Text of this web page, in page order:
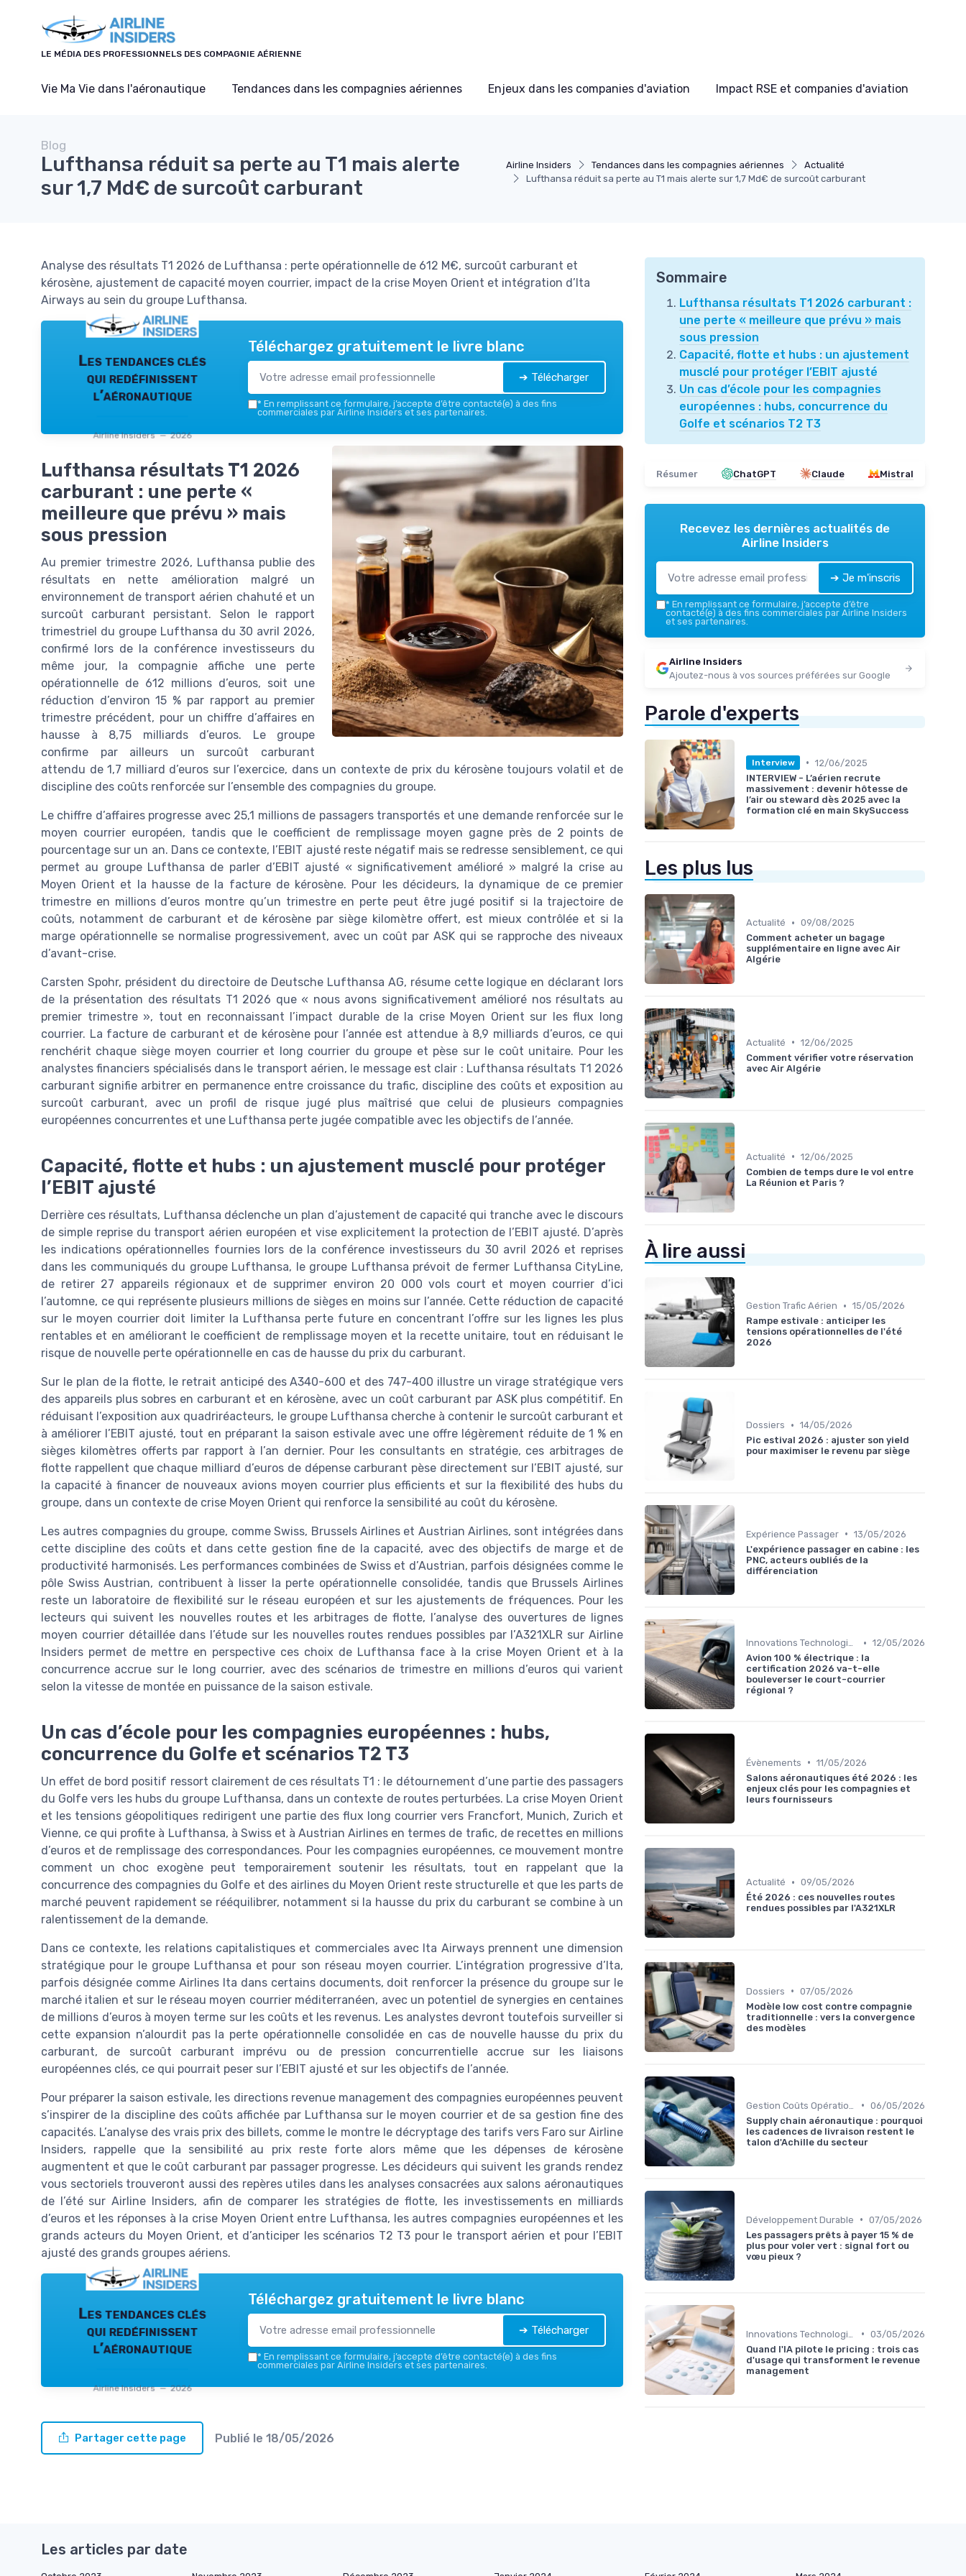
LE MÉDIA DES PROFESSIONNELS DES COMPAGNIE AÉRIENNE
Vie Ma Vie dans l'aéronautique Tendances dans les compagnies aériennes Enjeux dans les companies d'aviation Impact RSE et companies d'aviation
Airline Insiders Tendances dans les compagnies aériennes
Actualité
Lufthansa réduit sa perte au T1 mais alerte sur 1,7 Md€ de surcoût carburant
Blog
Lufthansa réduit sa perte au T1 mais alerte
sur 1,7 Md€ de surcoût carburant
Analyse des résultats T1 2026 de Lufthansa : perte opérationnelle de 612 M€, surcoût carburant et
kérosène, ajustement de capacité moyen courrier, impact de la crise Moyen Orient et intégration d’Ita
Airways au sein du groupe Lufthansa.
Les tendances clés
qui redéfinissent
l’aéronautique
Airline Insiders — 2026
Téléchargez gratuitement le livre blanc
➔ Télécharger
* En remplissant ce formulaire, j’accepte d’être contacté(e) à des fins
commerciales par Airline Insiders et ses partenaires.
Lufthansa résultats T1 2026
carburant : une perte «
meilleure que prévu » mais
sous pression
Au premier trimestre 2026, Lufthansa publie des
résultats en nette amélioration malgré un
environnement de transport aérien chahuté et un
surcoût carburant persistant. Selon le rapport
trimestriel du groupe Lufthansa du 30 avril 2026,
confirmé lors de la conférence investisseurs du
même jour, la compagnie affiche une perte
opérationnelle de 612 millions d’euros, soit une
réduction d’environ 15 % par rapport au premier
trimestre précédent, pour un chiffre d’affaires en
hausse à 8,75 milliards d’euros. Le groupe
confirme par ailleurs un surcoût carburant
attendu de 1,7 milliard d’euros sur l’exercice, dans un contexte de prix du kérosène toujours volatil et de
discipline des coûts renforcée sur l’ensemble des compagnies du groupe.
Le chiffre d’affaires progresse avec 25,1 millions de passagers transportés et une demande renforcée sur le
moyen courrier européen, tandis que le coefficient de remplissage moyen gagne près de 2 points de
pourcentage sur un an. Dans ce contexte, l’EBIT ajusté reste négatif mais se redresse sensiblement, ce qui
permet au groupe Lufthansa de parler d’EBIT ajusté « significativement amélioré » malgré la crise au
Moyen Orient et la hausse de la facture de kérosène. Pour les décideurs, la dynamique de ce premier
trimestre en millions d’euros montre qu’un trimestre en perte peut être jugé positif si la trajectoire de
coûts, notamment de carburant et de kérosène par siège kilomètre offert, est mieux contrôlée et si la
marge opérationnelle se normalise progressivement, avec un coût par ASK qui se rapproche des niveaux
d’avant-crise.
Carsten Spohr, président du directoire de Deutsche Lufthansa AG, résume cette logique en déclarant lors
de la présentation des résultats T1 2026 que « nous avons significativement amélioré nos résultats au
premier trimestre », tout en reconnaissant l’impact durable de la crise Moyen Orient sur les flux long
courrier. La facture de carburant et de kérosène pour l’année est attendue à 8,9 milliards d’euros, ce qui
renchérit chaque siège moyen courrier et long courrier du groupe et pèse sur le coût unitaire. Pour les
analystes financiers spécialisés dans le transport aérien, le message est clair : Lufthansa résultats T1 2026
carburant signifie arbitrer en permanence entre croissance du trafic, discipline des coûts et exposition au
surcoût carburant, avec un profil de risque jugé plus maîtrisé que celui de plusieurs compagnies
européennes concurrentes et une Lufthansa perte jugée compatible avec les objectifs de l’année.
Capacité, flotte et hubs : un ajustement musclé pour protéger
l’EBIT ajusté
Derrière ces résultats, Lufthansa déclenche un plan d’ajustement de capacité qui tranche avec le discours
de simple reprise du transport aérien européen et vise explicitement la protection de l’EBIT ajusté. D’après
les indications opérationnelles fournies lors de la conférence investisseurs du 30 avril 2026 et reprises
dans les communiqués du groupe Lufthansa, le groupe Lufthansa prévoit de fermer Lufthansa CityLine,
de retirer 27 appareils régionaux et de supprimer environ 20 000 vols court et moyen courrier d’ici
l’automne, ce qui représente plusieurs millions de sièges en moins sur l’année. Cette réduction de capacité
sur le moyen courrier doit limiter la Lufthansa perte future en concentrant l’offre sur les lignes les plus
rentables et en améliorant le coefficient de remplissage moyen et la recette unitaire, tout en réduisant le
risque de nouvelle perte opérationnelle en cas de hausse du prix du carburant.
Sur le plan de la flotte, le retrait anticipé des A340-600 et des 747-400 illustre un virage stratégique vers
des appareils plus sobres en carburant et en kérosène, avec un coût carburant par ASK plus compétitif. En
réduisant l’exposition aux quadriréacteurs, le groupe Lufthansa cherche à contenir le surcoût carburant et
à améliorer l’EBIT ajusté, tout en préparant la saison estivale avec une offre légèrement réduite de 1 % en
sièges kilomètres offerts par rapport à l’an dernier. Pour les consultants en stratégie, ces arbitrages de
flotte rappellent que chaque milliard d’euros de dépense carburant pèse directement sur l’EBIT ajusté, sur
la capacité à financer de nouveaux avions moyen courrier plus efficients et sur la flexibilité des hubs du
groupe, dans un contexte de crise Moyen Orient qui renforce la sensibilité au coût du kérosène.
Les autres compagnies du groupe, comme Swiss, Brussels Airlines et Austrian Airlines, sont intégrées dans
cette discipline des coûts et dans cette gestion fine de la capacité, avec des objectifs de marge et de
productivité harmonisés. Les performances combinées de Swiss et d’Austrian, parfois désignées comme le
pôle Swiss Austrian, contribuent à lisser la perte opérationnelle consolidée, tandis que Brussels Airlines
reste un laboratoire de flexibilité sur le réseau européen et sur les ajustements de fréquences. Pour les
lecteurs qui suivent les nouvelles routes et les arbitrages de flotte, l’analyse des ouvertures de lignes
moyen courrier détaillée dans l’étude sur les nouvelles routes rendues possibles par l’A321XLR sur Airline
Insiders permet de mettre en perspective ces choix de Lufthansa face à la crise Moyen Orient et à la
concurrence accrue sur le long courrier, avec des scénarios de trimestre en millions d’euros qui varient
selon la vitesse de montée en puissance de la saison estivale.
Un cas d’école pour les compagnies européennes : hubs,
concurrence du Golfe et scénarios T2 T3
Un effet de bord positif ressort clairement de ces résultats T1 : le détournement d’une partie des passagers
du Golfe vers les hubs du groupe Lufthansa, dans un contexte de routes perturbées. La crise Moyen Orient
et les tensions géopolitiques redirigent une partie des flux long courrier vers Francfort, Munich, Zurich et
Vienne, ce qui profite à Lufthansa, à Swiss et à Austrian Airlines en termes de trafic, de recettes en millions
d’euros et de remplissage des correspondances. Pour les compagnies européennes, ce mouvement montre
comment un choc exogène peut temporairement soutenir les résultats, tout en rappelant que la
concurrence des compagnies du Golfe et des airlines du Moyen Orient reste structurelle et que les parts de
marché peuvent rapidement se rééquilibrer, notamment si la hausse du prix du carburant se combine à un
ralentissement de la demande.
Dans ce contexte, les relations capitalistiques et commerciales avec Ita Airways prennent une dimension
stratégique pour le groupe Lufthansa et pour son réseau moyen courrier. L’intégration progressive d’Ita,
parfois désignée comme Airlines Ita dans certains documents, doit renforcer la présence du groupe sur le
marché italien et sur le réseau moyen courrier méditerranéen, avec un potentiel de synergies en centaines
de millions d’euros à moyen terme sur les coûts et les revenus. Les analystes devront toutefois surveiller si
cette expansion n’alourdit pas la perte opérationnelle consolidée en cas de nouvelle hausse du prix du
carburant, de surcoût carburant imprévu ou de pression concurrentielle accrue sur les liaisons
européennes clés, ce qui pourrait peser sur l’EBIT ajusté et sur les objectifs de l’année.
Pour préparer la saison estivale, les directions revenue management des compagnies européennes peuvent
s’inspirer de la discipline des coûts affichée par Lufthansa sur le moyen courrier et de sa gestion fine des
capacités. L’analyse des vrais prix des billets, comme le montre le décryptage des tarifs vers Faro sur Airline
Insiders, rappelle que la sensibilité au prix reste forte alors même que les dépenses de kérosène
augmentent et que le coût carburant par passager progresse. Les décideurs qui suivent les grands rendez
vous sectoriels trouveront aussi des repères utiles dans les analyses consacrées aux salons aéronautiques
de l’été sur Airline Insiders, afin de comparer les stratégies de flotte, les investissements en milliards
d’euros et les réponses à la crise Moyen Orient entre Lufthansa, les autres compagnies européennes et les
grands acteurs du Moyen Orient, et d’anticiper les scénarios T2 T3 pour le transport aérien et pour l’EBIT
ajusté des grands groupes aériens.
Les tendances clés
qui redéfinissent
l’aéronautique
Airline Insiders — 2026
Téléchargez gratuitement le livre blanc
➔ Télécharger
* En remplissant ce formulaire, j’accepte d’être contacté(e) à des fins
commerciales par Airline Insiders et ses partenaires.
Partager cette page Publié le 18/05/2026
Sommaire
Lufthansa résultats T1 2026 carburant :
une perte « meilleure que prévu » mais
sous pression
Capacité, flotte et hubs : un ajustement
musclé pour protéger l’EBIT ajusté
Un cas d’école pour les compagnies
européennes : hubs, concurrence du
Golfe et scénarios T2 T3
Résumer ChatGPT Claude Mistral
Recevez les dernières actualités de
Airline Insiders
➔ Je m'inscris
* En remplissant ce formulaire, j’accepte d’être
contacté(e) à des fins commerciales par Airline Insiders
et ses partenaires.
Airline Insiders
Ajoutez-nous à vos sources préférées sur Google
Parole d'experts
Interview • 12/06/2025
INTERVIEW - L’aérien recrute
massivement : devenir hôtesse de
l’air ou steward dès 2025 avec la
formation clé en main SkySuccess
Les plus lus
Actualité • 09/08/2025
Comment acheter un bagage
supplémentaire en ligne avec Air
Algérie
Actualité • 12/06/2025
Comment vérifier votre réservation
avec Air Algérie
Actualité • 12/06/2025
Combien de temps dure le vol entre
La Réunion et Paris ?
À lire aussi
Gestion Trafic Aérien • 15/05/2026
Rampe estivale : anticiper les
tensions opérationnelles de l'été
2026
Dossiers • 14/05/2026
Pic estival 2026 : ajuster son yield
pour maximiser le revenu par siège
Expérience Passager • 13/05/2026
L'expérience passager en cabine : les
PNC, acteurs oubliés de la
différenciation
Innovations Technologiques • 12/05/2026
Avion 100 % électrique : la
certification 2026 va-t-elle
bouleverser le court-courrier
régional ?
Évènements • 11/05/2026
Salons aéronautiques été 2026 : les
enjeux clés pour les compagnies et
leurs fournisseurs
Actualité • 09/05/2026
Été 2026 : ces nouvelles routes
rendues possibles par l'A321XLR
Dossiers • 07/05/2026
Modèle low cost contre compagnie
traditionnelle : vers la convergence
des modèles
• 06/05/2026
Supply chain aéronautique : pourquoi
les cadences de livraison restent le
talon d'Achille du secteur
Développement Durable • 07/05/2026
Les passagers prêts à payer 15 % de
plus pour voler vert : signal fort ou
vœu pieux ?
• 03/05/2026
Quand l'IA pilote le pricing : trois cas
d'usage qui transforment le revenue
management
Les articles par date